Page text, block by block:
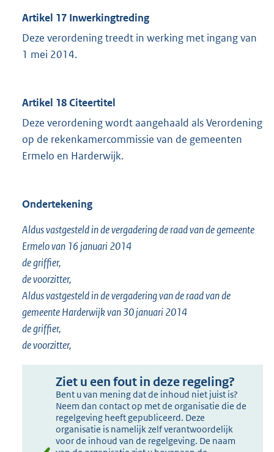
Artikel 17 Inwerkingtreding
Deze verordening treedt in werking met ingang van
1 mei 2014.
Artikel 18 Citeertitel
Deze verordening wordt aangehaald als Verordening
op de rekenkamercommissie van de gemeenten
Ermelo en Harderwijk.
Ondertekening
Aldus vastgesteld in de vergadering de raad van de gemeente
Ermelo van 16 januari 2014
de griffier,
de voorzitter,
Aldus vastgesteld in de vergadering van de raad van de
gemeente Harderwijk van 30 januari 2014
de griffier,
de voorzitter,
Ziet u een fout in deze regeling?
Bent u van mening dat de inhoud niet juist is?
Neem dan contact op met de organisatie die de
regelgeving heeft gepubliceerd. Deze
organisatie is namelijk zelf verantwoordelijk
voor de inhoud van de regelgeving. De naam